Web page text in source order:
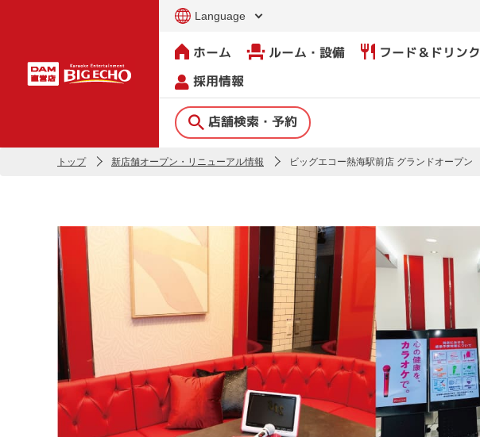
Language
ホーム ルーム・設備 フード＆ドリンク
採用情報
店舗検索・予約
トップ 新店舗オープン・リニューアル情報 ビッグエコー熱海駅前店 グランドオープン